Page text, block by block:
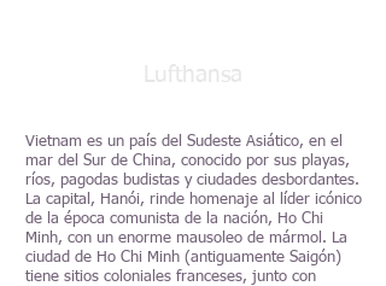
Lufthansa
Vietnam es un país del Sudeste Asiático, en el
mar del Sur de China, conocido por sus playas,
ríos, pagodas budistas y ciudades desbordantes.
La capital, Hanói, rinde homenaje al líder icónico
de la época comunista de la nación, Ho Chi
Minh, con un enorme mausoleo de mármol. La
ciudad de Ho Chi Minh (antiguamente Saigón)
tiene sitios coloniales franceses, junto con